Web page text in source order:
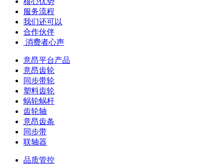
服务流程
我们还可以
合作伙伴
​ 消费者心声
意昂平台产品
意昂齿轮
同步带轮
塑料齿轮
蜗轮蜗杆
齿轮轴
意昂齿条
同步带
联轴器
品质管控